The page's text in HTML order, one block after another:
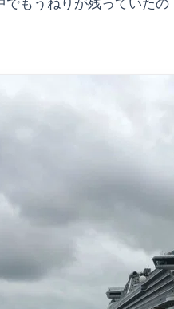
でもうねりが残っていたの